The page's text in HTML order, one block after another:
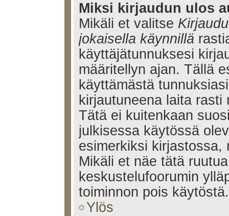
Miksi kirjaudun ulos
Mikäli et valitse
jokaisella käynnillä
käyttäjätunnuksesi
määritellyn ajan. Tällä
käyttämästä
kirjautuneena laita
Tätä ei kuitenkaan
julkisessa käytössä
esimerkiksi
Mikäli et näe tätä
keskustelufoorumin
toiminnon pois käytöstä.
Ylös